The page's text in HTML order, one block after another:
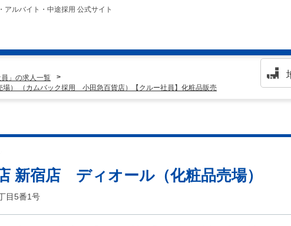
アルバイト・中途採用 公式サイト
員」の求人一覧
） （カムバック採用 小田急百貨店）【クルー社員】化粧品販売
新宿店 ディオール（化粧品売場）
目5番1号